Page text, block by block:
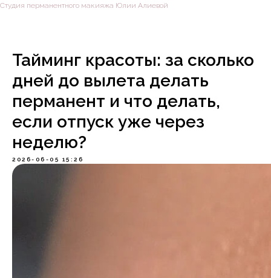
Студия перманентного макияжа Юлии Алиевой
Тайминг красоты: за сколько
дней до вылета делать
перманент и что делать,
если отпуск уже через
неделю?
2026-06-05 15:26